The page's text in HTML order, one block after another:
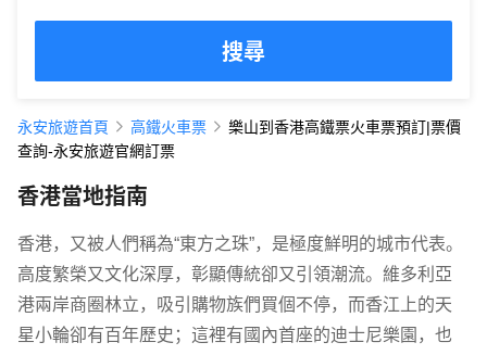
搜尋
永安旅遊首頁 高鐵火車票
樂山到香港高鐵票火車票預訂|票價
查詢-永安旅遊官網訂票
香港當地指南
香港，又被人們稱為“東方之珠”，是極度鮮明的城市代表。
高度繁榮又文化深厚，彰顯傳統卻又引領潮流。維多利亞
港兩岸商圈林立，吸引購物族們買個不停，而香江上的天
星小輪卻有百年歷史；這裡有國內首座的迪士尼樂園，也